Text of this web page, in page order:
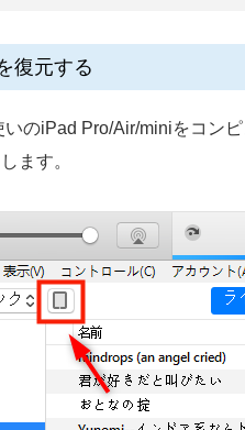
復元する
いのiPad Pro/Air/miniをコ
ます。